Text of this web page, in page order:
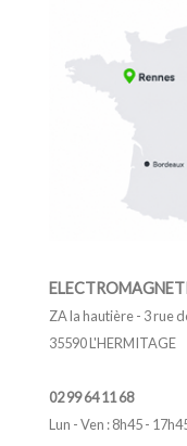
ZA la hautière - 3 rue
35590 L'HERMITAGE
02 99 64 11 68
Lun - Ven : 8h45 -